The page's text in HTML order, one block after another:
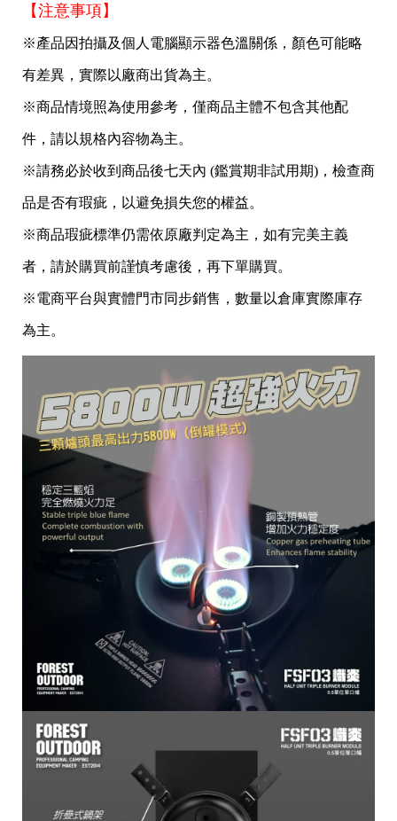
【注意事項】
※產品因拍攝及個人電腦顯示器色溫關係，顏色可能略
有差異，實際以廠商出貨為主。
※商品情境照為使用參考，僅商品主體不包含其他配
件，請以規格內容物為主。
※請務必於收到商品後七天內 (鑑賞期非試用期)，檢查商
品是否有瑕疵，以避免損失您的權益。
※商品瑕疵標準仍需依原廠判定為主，如有完美主義
者，請於購買前謹慎考慮後，再下單購買。
※電商平台與實體門市同步銷售，數量以倉庫實際庫存
為主。